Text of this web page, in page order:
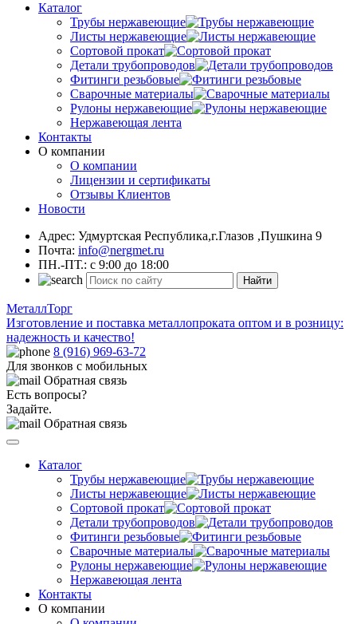
Каталог
Трубы нержавеющие
Листы нержавеющие
Сортовой прокат
Детали трубопроводов
Фитинги резьбовые
Сварочные материалы
Рулоны нержавеющие
Нержавеющая лента
Контакты
О компании
О компании
Лицензии и сертификаты
Отзывы Клиентов
Новости
Адрес: Удмуртская Республика,г.Глазов ,Пушкина 9
Почта: info@nergmet.ru
ПН.-ПТ.: с 9:00 до 18:00
Найти
МеталлТорг
Изготовление и поставка металлопроката оптом и в розницу:
надежность и качество!
8 (916) 969-63-72
Для звонков с мобильных
Обратная связь
Есть вопросы?
Задайте.
Обратная связь
Каталог
Трубы нержавеющие
Листы нержавеющие
Сортовой прокат
Детали трубопроводов
Фитинги резьбовые
Сварочные материалы
Рулоны нержавеющие
Нержавеющая лента
Контакты
О компании